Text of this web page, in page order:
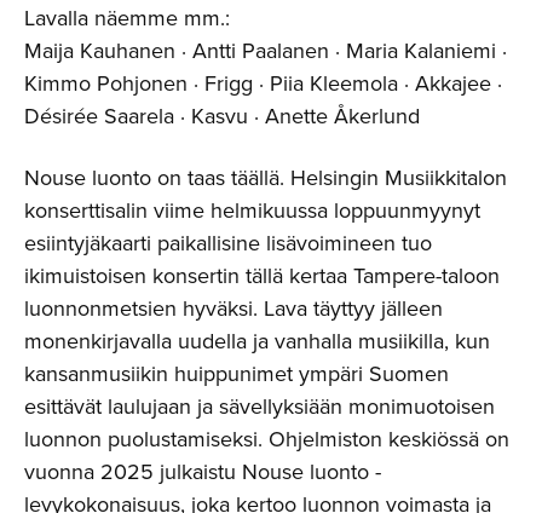
Lavalla näemme mm.:
Maija Kauhanen · Antti Paalanen · Maria Kalaniemi ·
Kimmo Pohjonen · Frigg · Piia Kleemola · Akkajee ·
Désirée Saarela · Kasvu · Anette Åkerlund
Nouse luonto on taas täällä. Helsingin Musiikkitalon
konserttisalin viime helmikuussa loppuunmyynyt
esiintyjäkaarti paikallisine lisävoimineen tuo
ikimuistoisen konsertin tällä kertaa Tampere-taloon
luonnonmetsien hyväksi. Lava täyttyy jälleen
monenkirjavalla uudella ja vanhalla musiikilla, kun
kansanmusiikin huippunimet ympäri Suomen
esittävät laulujaan ja sävellyksiään monimuotoisen
luonnon puolustamiseksi. Ohjelmiston keskiössä on
vuonna 2025 julkaistu Nouse luonto -
levykokonaisuus, joka kertoo luonnon voimasta ja